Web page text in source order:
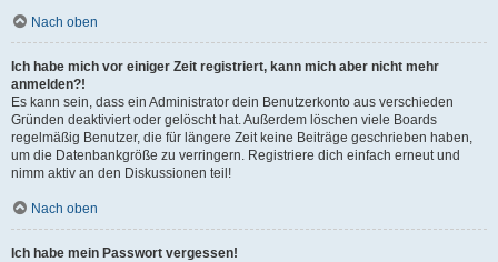
Nach oben
Ich habe mich vor einiger Zeit registriert, kann mich aber nicht mehr
anmelden?!
Es kann sein, dass ein Administrator dein Benutzerkonto aus verschieden
Gründen deaktiviert oder gelöscht hat. Außerdem löschen viele Boards
regelmäßig Benutzer, die für längere Zeit keine Beiträge geschrieben haben,
um die Datenbankgröße zu verringern. Registriere dich einfach erneut und
nimm aktiv an den Diskussionen teil!
Nach oben
Ich habe mein Passwort vergessen!